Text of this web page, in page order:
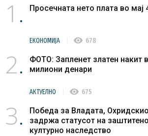
1 Просечната нето плата во мај
ЕКОНОМИЈА visibility 678
2
ФОТО: Запленет златен накит
милиони денари
АКТУЕЛНО visibility 675
3
Победа за Владата,
задржа статусот на
културно наследство